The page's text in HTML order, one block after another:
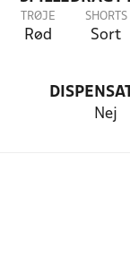
TRØJE
Rød
SHORTS
Sort
Nej